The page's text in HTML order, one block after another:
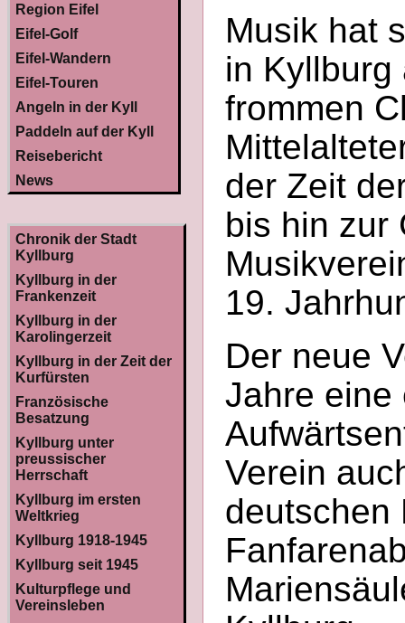
Region Eifel
Eifel-Golf
Eifel-Wandern
Eifel-Touren
Angeln in der Kyll
Paddeln auf der Kyll
Reisebericht
News
Chronik der Stadt
Kyllburg
Kyllburg in der
Frankenzeit
Kyllburg in der
Karolingerzeit
Kyllburg in der Zeit der
Kurfürsten
Französische
Besatzung
Kyllburg unter
preussischer
Herrschaft
Kyllburg im ersten
Weltkrieg
Kyllburg 1918-1945
Kyllburg seit 1945
Kulturpflege und
Vereinsleben
Musik hat
in Kyllburg
frommen
der Zeit
bis hin zur
19.
Der neue
Jahre eine
Verein
deutschen